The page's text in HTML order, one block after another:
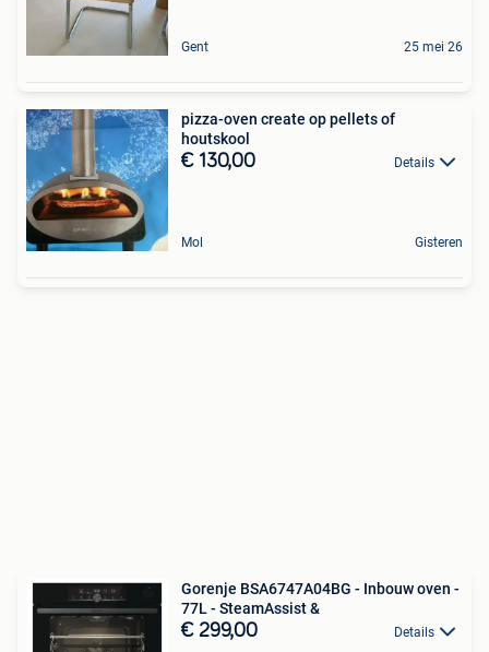
Gent 25 mei 26
pizza-oven create op pellets of
houtskool
€ 130,00 Details
Mol Gisteren
Gorenje BSA6747A04BG - Inbouw oven -
77L - SteamAssist &
€ 299,00 Details